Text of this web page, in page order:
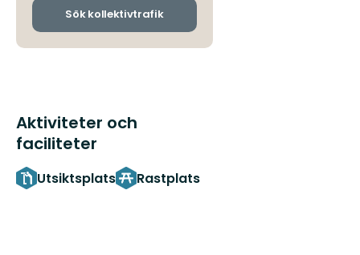
Sök kollektivtrafik
Aktiviteter och
faciliteter
Utsiktsplats Rastplats